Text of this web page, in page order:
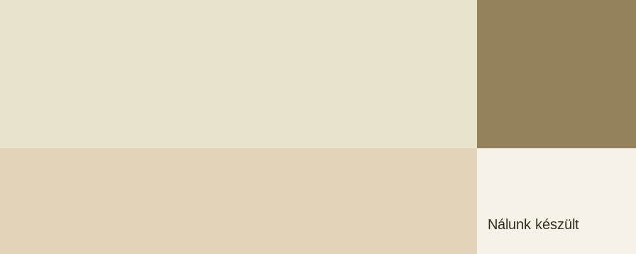
Nálunk készült